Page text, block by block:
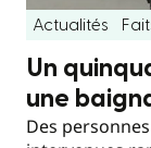
Actualités
Un
une
Des